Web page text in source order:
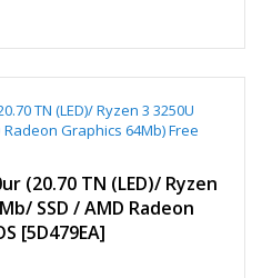
(20.70 TN (LED)/ Ryzen
SSD / AMD Radeon
[5D479EA]